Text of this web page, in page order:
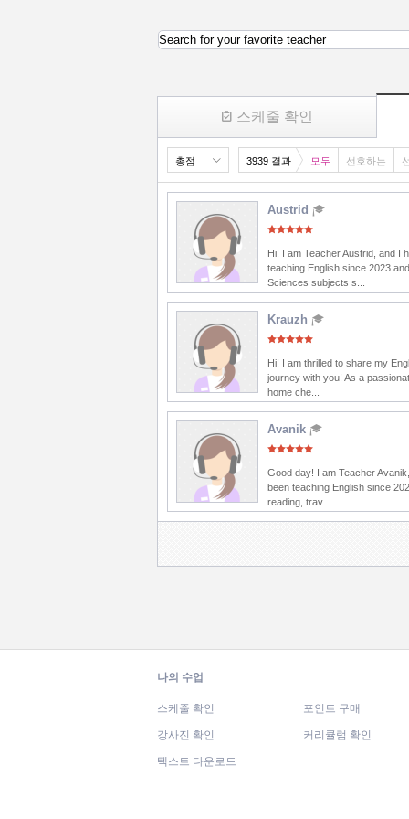
스케줄 확인
Search for your favorite teacher
총점 3939 결과 모두 선호하는
Austrid
Hi! I am Teacher Austrid, and I
teaching English since 2023
Sciences subjects s...
Krauzh
Hi! I am thrilled to share my
journey with you! As a
home che...
Avanik
Good day! I am Teacher
been teaching English since
reading, trav...
나의 수업
스케줄 확인 포인트 구매
강사진 확인 커리큘럼 확인
텍스트 다운로드